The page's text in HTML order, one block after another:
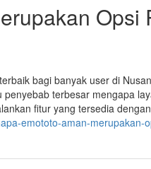
Opsi
bagi banyak user di
terbesar mengapa
fitur yang tersedia
emototo-aman-merupakan-